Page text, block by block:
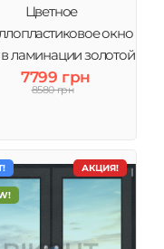
Цветное
окно
ламинации золотой
тонировка зеркало
7799 грн
8580 грн
АКЦИЯ!